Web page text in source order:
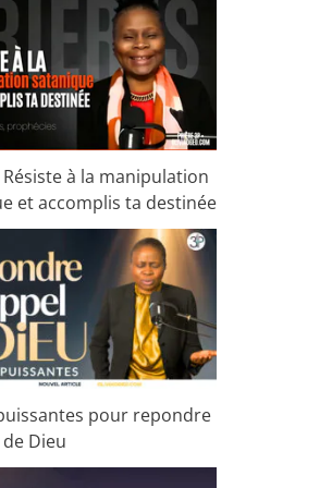
à la manipulation
et accomplis ta destinée
pour repondre
de Dieu